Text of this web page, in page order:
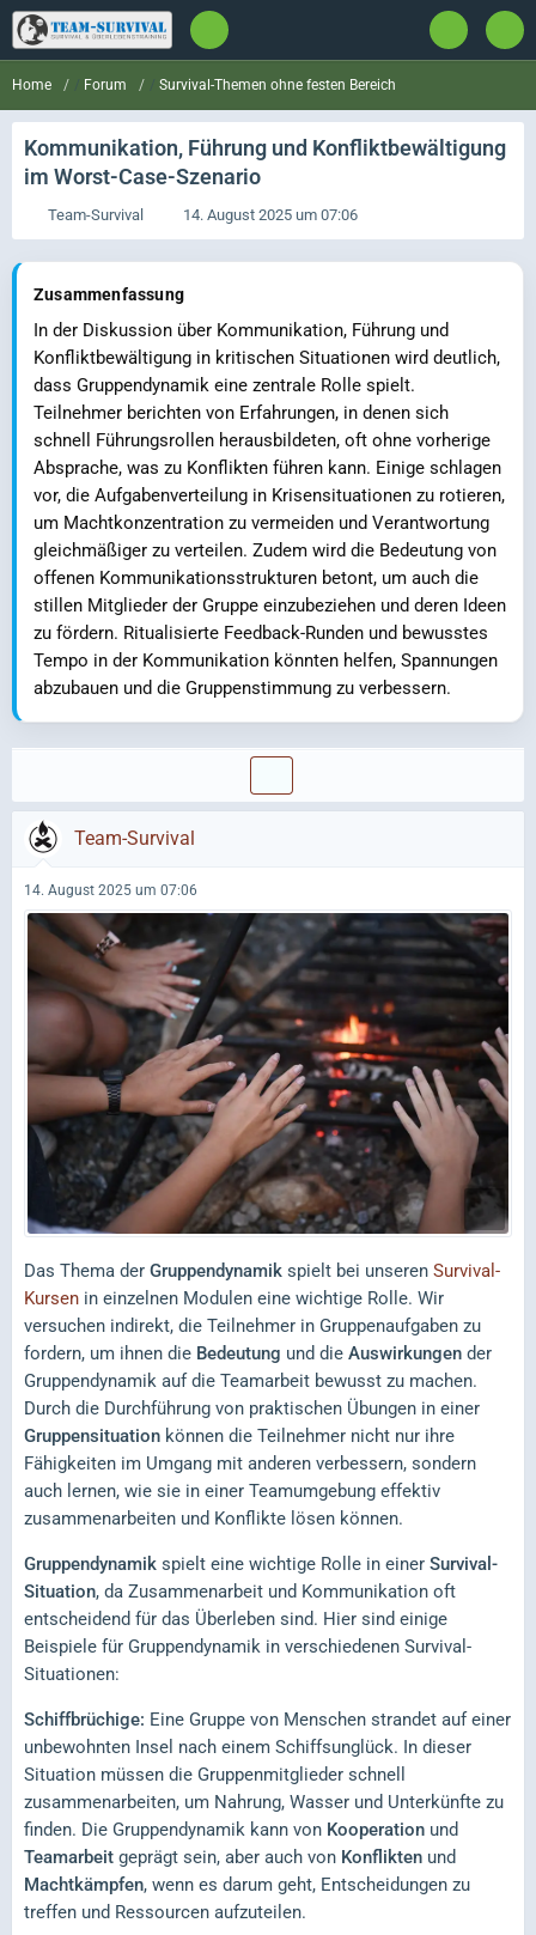
Home Forum Survival-Themen ohne festen Bereich
Kommunikation, Führung und Konfliktbewältigung
im Worst-Case-Szenario
Team-Survival 14. August 2025 um 07:06
Zusammenfassung
In der Diskussion über Kommunikation, Führung und
Konfliktbewältigung in kritischen Situationen wird deutlich,
dass Gruppendynamik eine zentrale Rolle spielt.
Teilnehmer berichten von Erfahrungen, in denen sich
schnell Führungsrollen herausbildeten, oft ohne vorherige
Absprache, was zu Konflikten führen kann. Einige schlagen
vor, die Aufgabenverteilung in Krisensituationen zu rotieren,
um Machtkonzentration zu vermeiden und Verantwortung
gleichmäßiger zu verteilen. Zudem wird die Bedeutung von
offenen Kommunikationsstrukturen betont, um auch die
stillen Mitglieder der Gruppe einzubeziehen und deren Ideen
zu fördern. Ritualisierte Feedback-Runden und bewusstes
Tempo in der Kommunikation könnten helfen, Spannungen
abzubauen und die Gruppenstimmung zu verbessern.
Team-Survival
14. August 2025 um 07:06
Das Thema der Gruppendynamik spielt bei unseren Survival-
Kursen in einzelnen Modulen eine wichtige Rolle. Wir
versuchen indirekt, die Teilnehmer in Gruppenaufgaben zu
fordern, um ihnen die Bedeutung und die Auswirkungen der
Gruppendynamik auf die Teamarbeit bewusst zu machen.
Durch die Durchführung von praktischen Übungen in einer
Gruppensituation können die Teilnehmer nicht nur ihre
Fähigkeiten im Umgang mit anderen verbessern, sondern
auch lernen, wie sie in einer Teamumgebung effektiv
zusammenarbeiten und Konflikte lösen können.
Gruppendynamik spielt eine wichtige Rolle in einer Survival-
Situation, da Zusammenarbeit und Kommunikation oft
entscheidend für das Überleben sind. Hier sind einige
Beispiele für Gruppendynamik in verschiedenen Survival-
Situationen:
Schiffbrüchige: Eine Gruppe von Menschen strandet auf einer
unbewohnten Insel nach einem Schiffsunglück. In dieser
Situation müssen die Gruppenmitglieder schnell
zusammenarbeiten, um Nahrung, Wasser und Unterkünfte zu
finden. Die Gruppendynamik kann von Kooperation und
Teamarbeit geprägt sein, aber auch von Konflikten und
Machtkämpfen, wenn es darum geht, Entscheidungen zu
treffen und Ressourcen aufzuteilen.